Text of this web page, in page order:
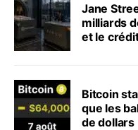
Jane
milliards
et le
Bitcoin
que les
de dollars